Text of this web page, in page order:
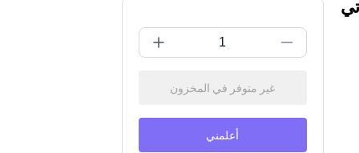
غير متوفر في المخزون
أعلمني